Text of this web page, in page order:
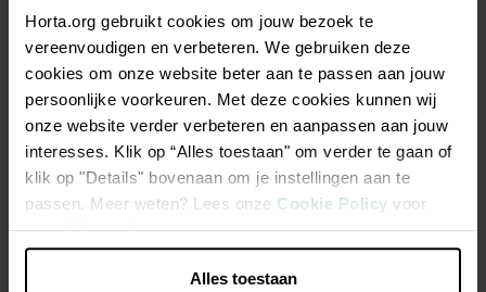
Horta.org gebruikt cookies om jouw bezoek te
vereenvoudigen en verbeteren. We gebruiken deze
cookies om onze website beter aan te passen aan jouw
persoonlijke voorkeuren. Met deze cookies kunnen wij
onze website verder verbeteren en aanpassen aan jouw
interesses. Klik op “Alles toestaan" om verder te gaan of
klik op "Details" bovenaan om je instellingen aan te
passen. Meer weten? Lees onze Cookie Policy voor
meer informatie.
Alles toestaan
Sac de bougies chauffe-plats x30 8h
Non-parfumée
Temps de combustion de ± 8 heures
Emballé par 30 pièces
Caractéristiques